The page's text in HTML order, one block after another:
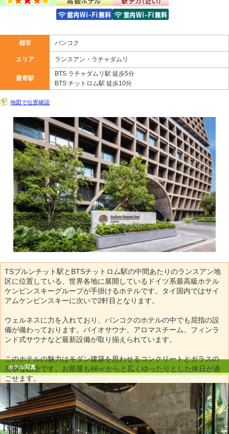
都市 バンコク
エリア ランスアン・ラチャダムリ
最寄駅
BTS ラチャダムリ駅 徒歩5分
BTS チットロム駅 徒歩10分
地図で位置確認
TSプルンチット駅とBTSチットロム駅の中間あたりのランスアン地
区に位置している、世界各地に展開しているドイツ系最高級ホテル
ケンピンスキーグループが手掛けるホテルです。タイ国内ではサイ
アムケンピンスキーに次いで2軒目となります。
ウェルネスに力を入れており、バンコクのホテルの中でも屈指の設
備が備わっております。バイオサウナ、アロマスチーム、フィンラ
ンド式サウナなど最新設備が取り揃えられています。
このホテルの魅力はモダン建築を思わせるコンクリートとガラスの
見事な融合です。お部屋も66㎡からと広くゆったりとした休日が過
ごせます。
また、優雅な雰囲気が漂うロビーラウンジでは、バンコクのアフタ
ヌーンティーの中でもトップクラスの人気を誇るツリー型アフタヌ
ーンティーが楽しめます。
ホテル写真